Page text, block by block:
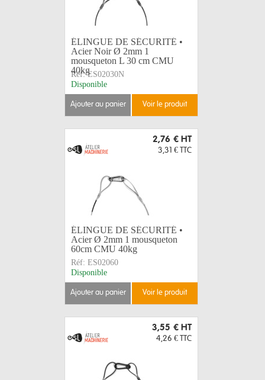
ÉLINGUE DE SÉCURITÉ •
Acier Noir Ø 2mm 1
mousqueton L 30 cm CMU
40kg
Réf: ES02030N
Disponible
ajouter au panier voir le produit
2,76 € HT
3,31 € TTC
ÉLINGUE DE SÉCURITÉ •
Acier Ø 2mm 1 mousqueton
60cm CMU 40kg
Réf: ES02060
Disponible
ajouter au panier voir le produit
3,55 € HT
4,26 € TTC